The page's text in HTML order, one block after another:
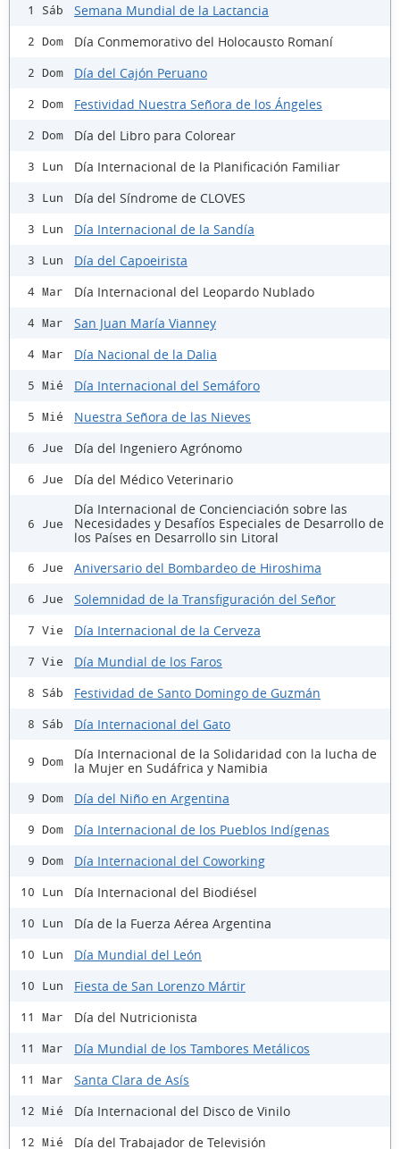
1 Sáb Semana Mundial de la Lactancia
2 Dom Día Conmemorativo del Holocausto Romaní
2 Dom Día del Cajón Peruano
2 Dom Festividad Nuestra Señora de los Ángeles
2 Dom Día del Libro para Colorear
3 Lun Día Internacional de la Planificación Familiar
3 Lun Día del Síndrome de CLOVES
3 Lun Día Internacional de la Sandía
3 Lun Día del Capoeirista
4 Mar Día Internacional del Leopardo Nublado
4 Mar San Juan María Vianney
4 Mar Día Nacional de la Dalia
5 Mié Día Internacional del Semáforo
5 Mié Nuestra Señora de las Nieves
6 Jue Día del Ingeniero Agrónomo
6 Jue Día del Médico Veterinario
6 Jue
Día Internacional de Concienciación sobre las
Necesidades y Desafíos Especiales de Desarrollo de
los Países en Desarrollo sin Litoral
6 Jue Aniversario del Bombardeo de Hiroshima
6 Jue Solemnidad de la Transfiguración del Señor
7 Vie Día Internacional de la Cerveza
7 Vie Día Mundial de los Faros
8 Sáb Festividad de Santo Domingo de Guzmán
8 Sáb Día Internacional del Gato
9 Dom
Día Internacional de la Solidaridad con la lucha de
la Mujer en Sudáfrica y Namibia
9 Dom Día del Niño en Argentina
9 Dom Día Internacional de los Pueblos Indígenas
9 Dom Día Internacional del Coworking
10 Lun Día Internacional del Biodiésel
10 Lun Día de la Fuerza Aérea Argentina
10 Lun Día Mundial del León
10 Lun Fiesta de San Lorenzo Mártir
11 Mar Día del Nutricionista
11 Mar Día Mundial de los Tambores Metálicos
11 Mar Santa Clara de Asís
12 Mié Día Internacional del Disco de Vinilo
12 Mié Día del Trabajador de Televisión